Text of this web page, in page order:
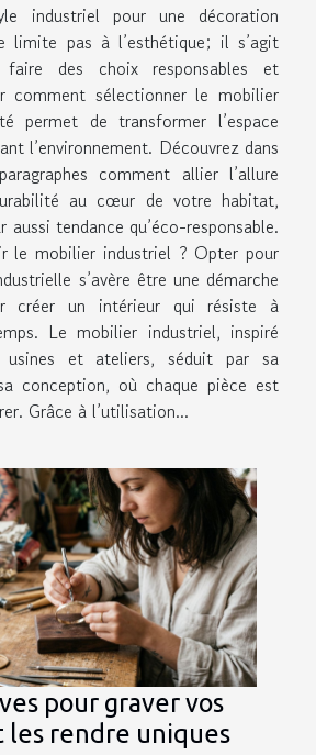
industriel pour une décoration
limite pas à l’esthétique; il s’agit
faire des choix responsables et
comment sélectionner le mobilier
permet de transformer l’espace
l’environnement. Découvrez dans
comment allier l’allure
au cœur de votre habitat,
aussi tendance qu’éco-responsable.
le mobilier industriel ? Opter pour
s’avère être une démarche
créer un intérieur qui résiste à
Le mobilier industriel, inspiré
usines et ateliers, séduit par sa
conception, où chaque pièce est
Grâce à l’utilisation...
pour graver vos
les rendre uniques